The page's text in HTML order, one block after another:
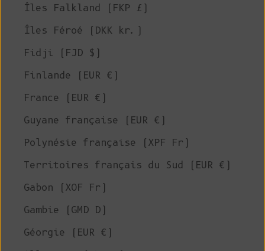
Îles Falkland (FKP £)
Îles Féroé (DKK kr.)
Fidji (FJD $)
Finlande (EUR €)
France (EUR €)
Guyane française (EUR €)
Polynésie française (XPF Fr)
Territoires français du Sud (EUR €)
Gabon (XOF Fr)
Gambie (GMD D)
Géorgie (EUR €)